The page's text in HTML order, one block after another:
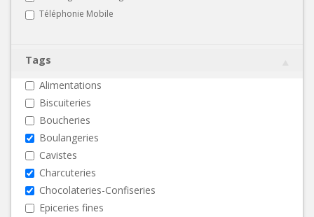
Téléphonie Mobile
Tags
Alimentations
Biscuiteries
Boucheries
Boulangeries
Cavistes
Charcuteries
Chocolateries-Confiseries
Epiceries fines